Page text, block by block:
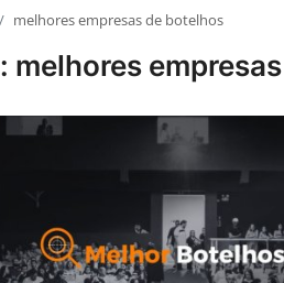
melhores empresas de botelhos
melhores